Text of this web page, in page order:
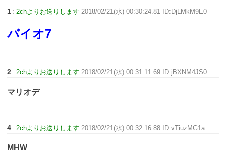
1 :2chよりお送りします 2018/02/21(水) 00:30:24.81 ID:DjLMkM9E0
バイオ7
2 :2chよりお送りします 2018/02/21(水) 00:31:11.69 ID:jBXNM4JS0
マリオデ
4 :2chよりお送りします 2018/02/21(水) 00:32:16.88 ID:vTiuzMG1a
MHW